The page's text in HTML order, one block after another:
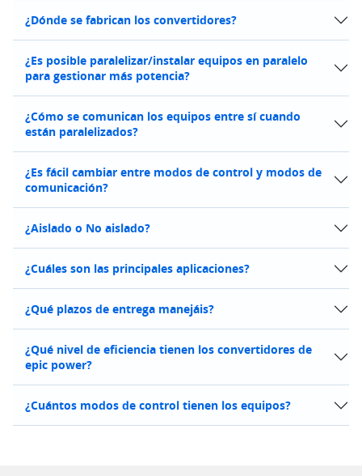
¿Dónde se fabrican los convertidores?
¿Es posible paralelizar/instalar equipos en paralelo
para gestionar más potencia?
¿Cómo se comunican los equipos entre sí cuando
están paralelizados?
¿Es fácil cambiar entre modos de control y modos de
comunicación?
¿Aislado o No aislado?
¿Cuáles son las principales aplicaciones?
¿Qué plazos de entrega manejáis?
¿Qué nivel de eficiencia tienen los convertidores de
epic power?
¿Cuántos modos de control tienen los equipos?